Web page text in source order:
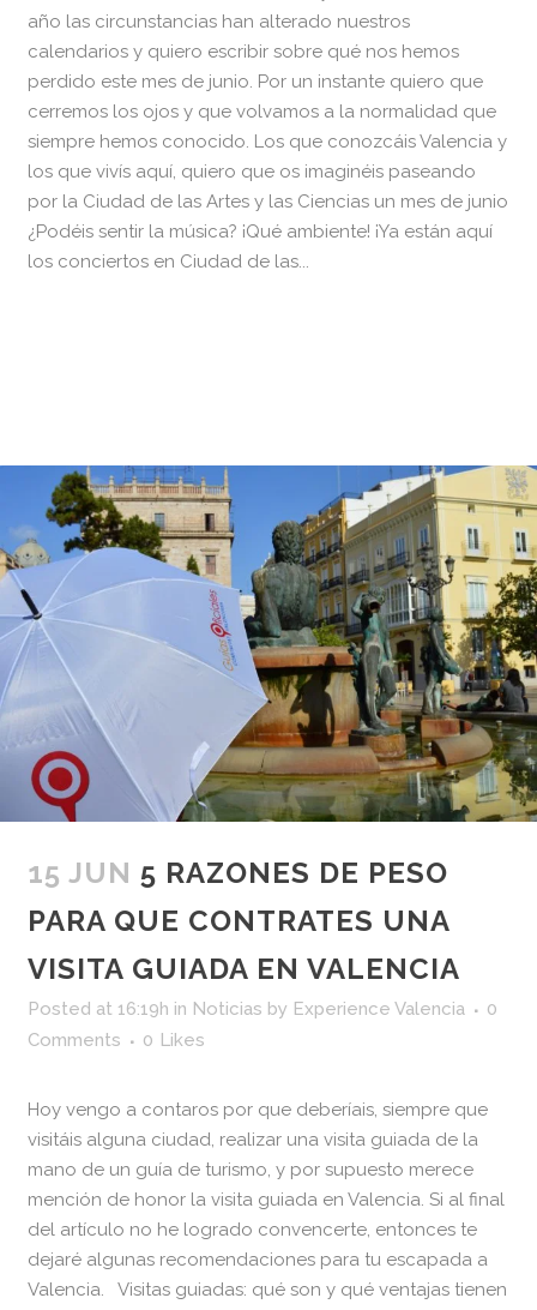
año las circunstancias han alterado nuestros
calendarios y quiero escribir sobre qué nos hemos
perdido este mes de junio. Por un instante quiero que
cerremos los ojos y que volvamos a la normalidad que
siempre hemos conocido. Los que conozcáis Valencia y
los que vivís aquí, quiero que os imaginéis paseando
por la Ciudad de las Artes y las Ciencias un mes de junio
¿Podéis sentir la música? ¡Qué ambiente! ¡Ya están aquí
los conciertos en Ciudad de las...
15 JUN 5 RAZONES DE PESO
PARA QUE CONTRATES UNA
VISITA GUIADA EN VALENCIA
Posted at 16:19h in Noticias by Experience Valencia
0
Comments
0 Likes
Hoy vengo a contaros por que deberíais, siempre que
visitáis alguna ciudad, realizar una visita guiada de la
mano de un guía de turismo, y por supuesto merece
mención de honor la visita guiada en Valencia. Si al final
del artículo no he logrado convencerte, entonces te
dejaré algunas recomendaciones para tu escapada a
Valencia. Visitas guiadas: qué son y qué ventajas tienen